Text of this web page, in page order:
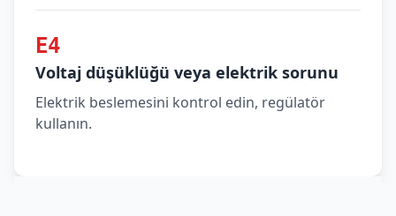
E4
Voltaj düşüklüğü veya elektrik sorunu
Elektrik beslemesini kontrol edin, regülatör
kullanın.